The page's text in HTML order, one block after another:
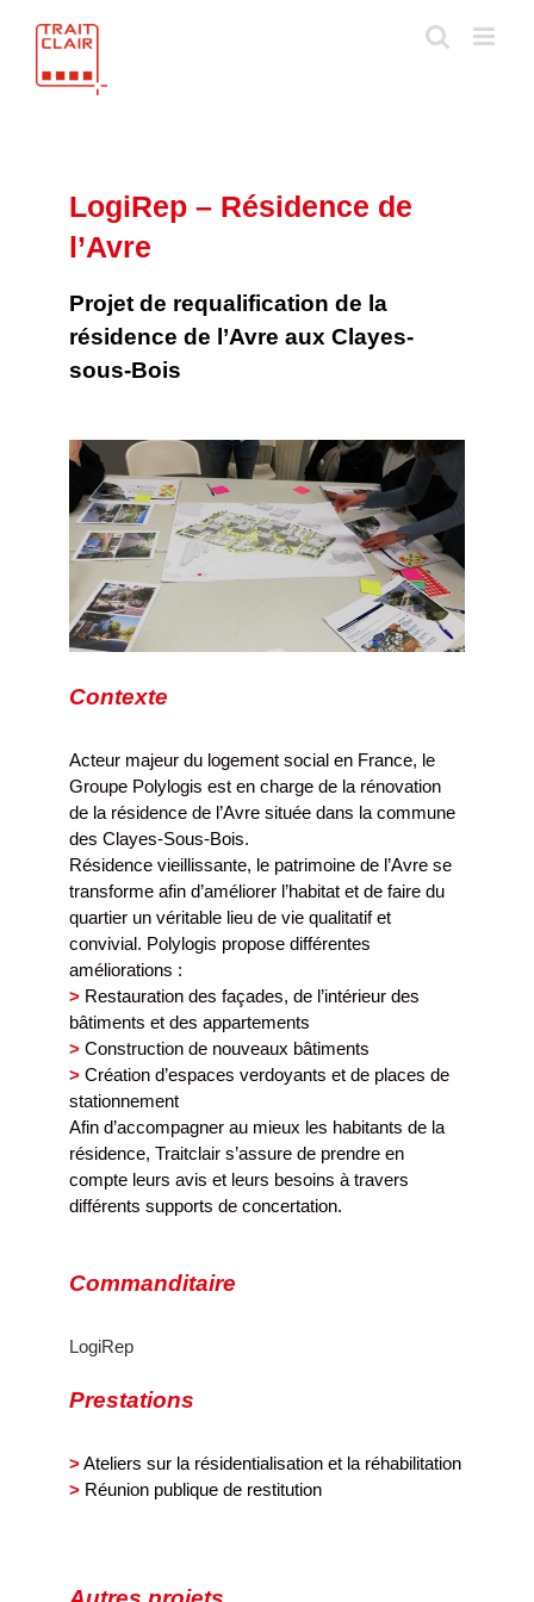
LogiRep – Résidence de
l’Avre
Projet de requalification de la
résidence de l’Avre aux Clayes-
sous-Bois
Contexte
Acteur majeur du logement social en France, le
Groupe Polylogis est en charge de la rénovation
de la résidence de l’Avre située dans la commune
des Clayes-Sous-Bois.
Résidence vieillissante, le patrimoine de l’Avre se
transforme afin d’améliorer l’habitat et de faire du
quartier un véritable lieu de vie qualitatif et
convivial. Polylogis propose différentes
améliorations :
> Restauration des façades, de l’intérieur des
bâtiments et des appartements
>Construction de nouveaux bâtiments
>Création d’espaces verdoyants et de places de
stationnement
Afin d’accompagner au mieux les habitants de la
résidence, Traitclair s’assure de prendre en
compte leurs avis et leurs besoins à travers
différents supports de concertation.
Commanditaire
LogiRep
Prestations
>Ateliers sur la résidentialisation et la réhabilitation
> Réunion publique de restitution